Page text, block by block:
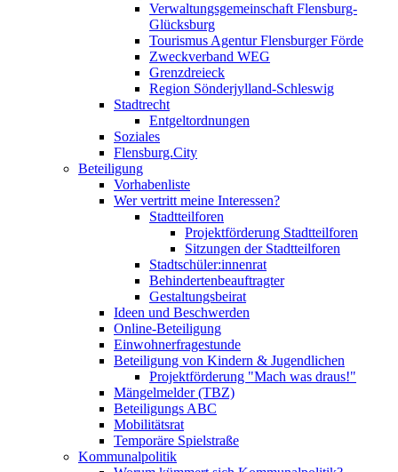
Verwaltungsgemeinschaft Flensburg-
Glücksburg
Tourismus Agentur Flensburger Förde
Zweckverband WEG
Grenzdreieck
Region Sönderjylland-Schleswig
Stadtrecht
Entgeltordnungen
Soziales
Flensburg.City
Beteiligung
Vorhabenliste
Wer vertritt meine Interessen?
Stadtteilforen
Projektförderung Stadtteilforen
Sitzungen der Stadtteilforen
Stadtschüler:innenrat
Behindertenbeauftragter
Gestaltungsbeirat
Ideen und Beschwerden
Online-Beteiligung
Einwohnerfragestunde
Beteiligung von Kindern & Jugendlichen
Projektförderung "Mach was draus!"
Mängelmelder (TBZ)
Beteiligungs ABC
Mobilitätsrat
Temporäre Spielstraße
Kommunalpolitik